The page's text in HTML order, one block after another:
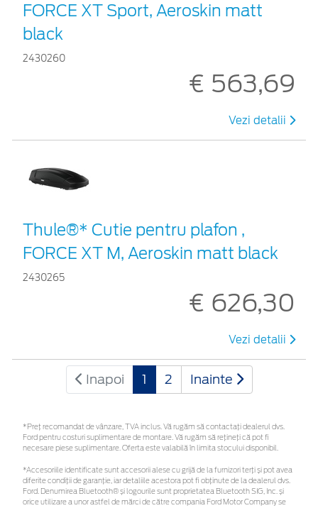
FORCE XT Sport, Aeroskin matt
black
2430260
€ 563,69
Vezi detalii
Thule®* Cutie pentru plafon ,
FORCE XT M, Aeroskin matt black
2430265
€ 626,30
Vezi detalii
Inapoi 1 2 Inainte
*Preţ recomandat de vânzare, TVA inclus. Vă rugăm să contactaţi dealerul dvs.
Ford pentru costuri suplimentare de montare. Vă rugăm să rețineți că pot fi
necesare piese suplimentare. Oferta este valabilă în limita stocului disponibil.
*Accesoriile identificate sunt accesorii alese cu grijă de la furnizori terți și pot avea
diferite condiții de garanție, iar detaliile acestora pot fi obținute de la dealerul dvs.
Ford. Denumirea Bluetooth® și logourile sunt proprietatea Bluetooth SIG, Inc. și
orice utilizare a unor astfel de mărci de către compania Ford Motor Company se